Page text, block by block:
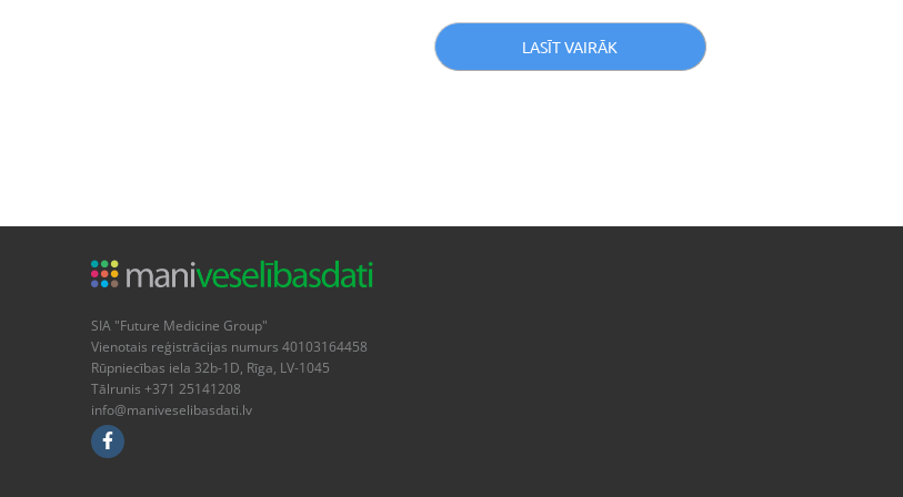
LASĪT VAIRĀK
SIA "Future Medicine Group"
Vienotais reģistrācijas numurs 40103164458
Rūpniecības iela 32b-1D, Rīga, LV-1045
Tālrunis +371 25141208
info@maniveselibasdati.lv